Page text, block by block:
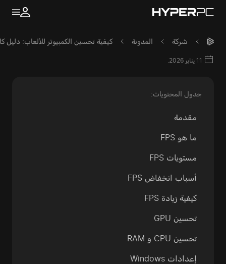
شركة المدونة كيفية تحسين الكمبيوتر للألعاب: دليل كامل
جدول المحتويات:
مقدمة
ما هو FPS
مستويات FPS
أسباب انخفاض FPS
كيفية زيادة FPS
تحسين GPU
تحسين CPU و RAM
إعدادات Windows